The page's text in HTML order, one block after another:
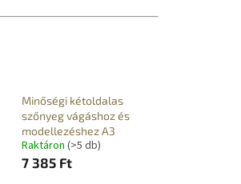
Minőségi kétoldalas
szőnyeg vágáshoz és
modellezéshez A3
Raktáron (>5 db)
7 385 Ft